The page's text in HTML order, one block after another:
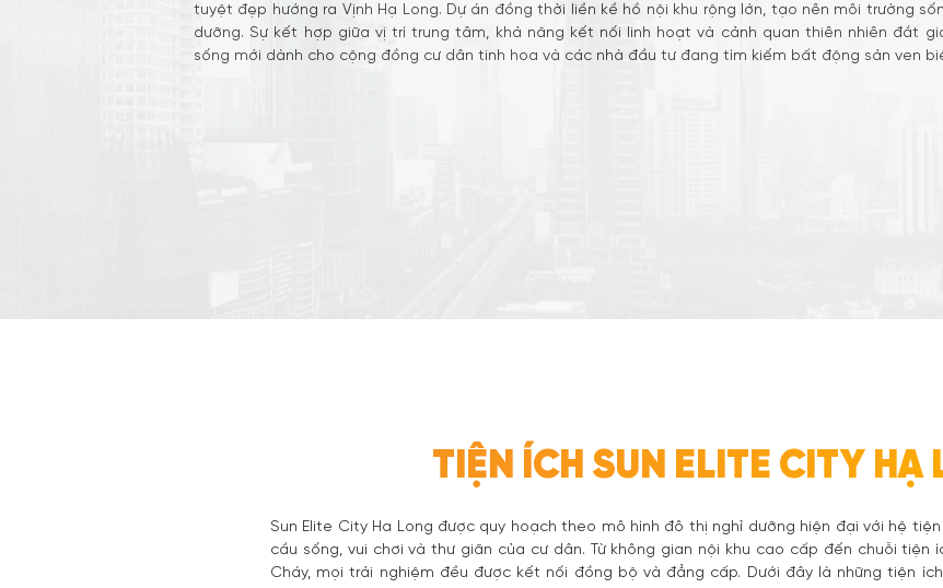
tuyệt đẹp hướng ra Vịnh Hạ Long. Dự án đồng thời liền kề hồ nội khu rộng lớn, tạo nên môi trường
dưỡng. Sự kết hợp giữa vị trí trung tâm, khả năng kết nối linh hoạt và cảnh quan thiên nhiên đắt
sống mới dành cho cộng đồng cư dân tinh hoa và các nhà đầu tư đang tìm kiếm bất động sản ven
TIỆN ÍCH SUN ELITE CITY HẠ
Sun Elite City Ha Long được quy hoạch theo mô hình đô thị nghỉ dưỡng hiện đại với hệ
cầu sống, vui chơi và thư giãn của cư dân. Từ không gian nội khu cao cấp đến chuỗi tiện
Cháy, mọi trải nghiệm đều được kết nối đồng bộ và đẳng cấp. Dưới đây là những tiện